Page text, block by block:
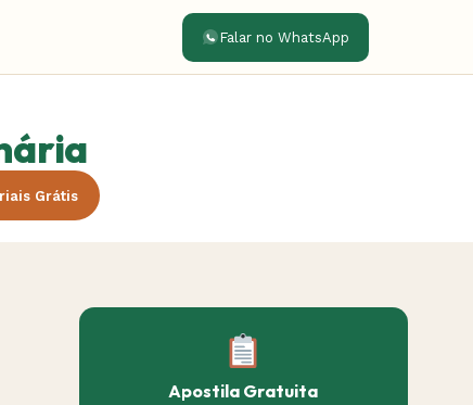
Falar no WhatsApp
Grátis
Apostila Gratuita